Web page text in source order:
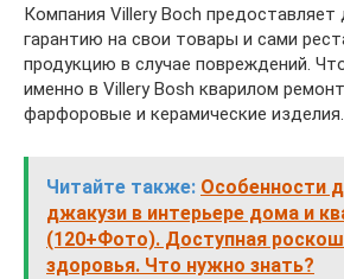
Компания Villery Boch
гарантию на свои товары и сами
продукцию в случае повреждений.
именно в Villery Bosh кварилом
фарфоровые и керамические изделия.
Читайте также: Особенности
джакузи в интерьере дома и
(120+Фото). Доступная
здоровья. Что нужно знать?